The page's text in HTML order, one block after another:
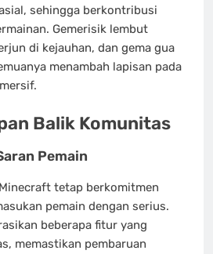
sehingga berkontribusi
Gemerisik lembut
di kejauhan, dan gema gua
menambah lapisan pada
Balik Komunitas
Pemain
tetap berkomitmen
pemain dengan serius.
beberapa fitur yang
memastikan pembaruan